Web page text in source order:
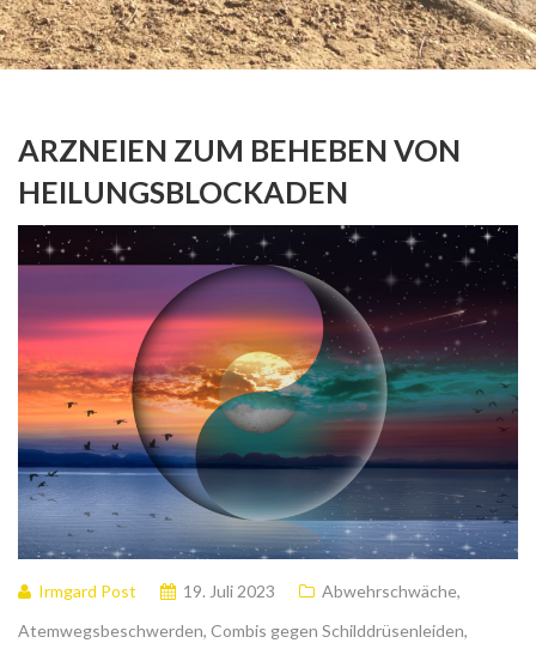
ARZNEIEN ZUM BEHEBEN VON
HEILUNGSBLOCKADEN
Irmgard Post 19. Juli 2023 Abwehrschwäche,
Atemwegsbeschwerden, Combis gegen Schilddrüsenleiden,